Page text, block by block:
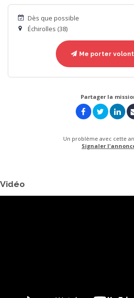
Dès que possible
Échirolles (38)
Me porter
Partager la
Un problème avec cette
Signaler
Vidéo